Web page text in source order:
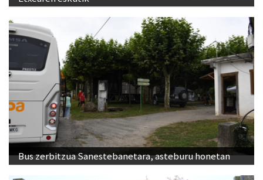
Bus zerbitzua Sanestebanetara, asteburu honetan